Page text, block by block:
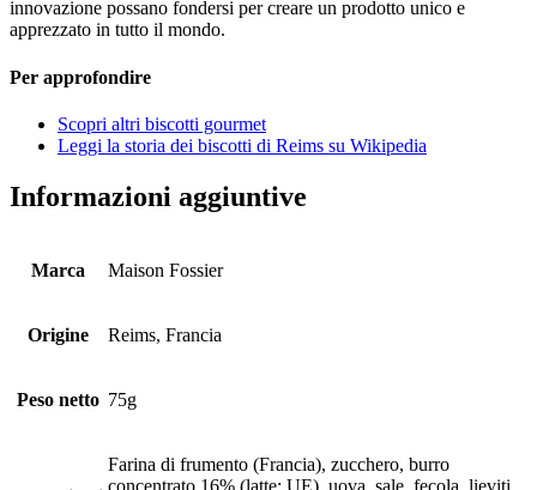
innovazione possano fondersi per creare un prodotto unico e
apprezzato in tutto il mondo.
Per approfondire
Scopri altri biscotti gourmet
Leggi la storia dei biscotti di Reims su Wikipedia
Informazioni aggiuntive
Marca Maison Fossier
Origine Reims, Francia
Peso netto 75g
Farina di frumento (Francia), zucchero, burro
concentrato 16% (latte: UE), uova, sale, fecola, lieviti